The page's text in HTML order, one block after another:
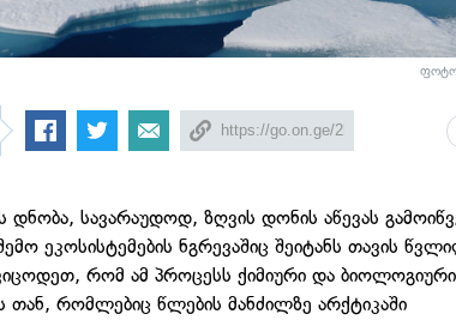
დნობა, სავარაუდოდ, ზღვის დონის აწევას
ეკოსისტემების ნგრევაშიც შეიტანს თავის
რომ ამ პროცესს ქიმიური და ბიოლოგიური
თან, რომლებიც წლების მანძილზე არქტიკაში